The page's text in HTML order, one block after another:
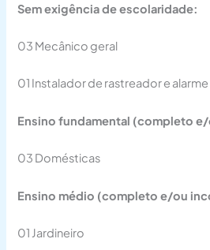
Sem exigência de escolaridade:
03 Mecânico geral
01 Instalador de rastreador e alarme
Ensino fundamental (completo
03 Domésticas
Ensino médio (completo e/ou
01 Jardineiro